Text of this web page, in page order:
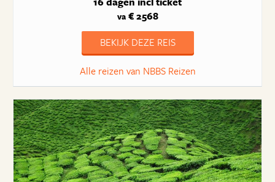
va€ 2568
BEKIJK DEZE REIS
Alle reizen van NBBS Reizen